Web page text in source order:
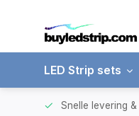
LED Strip sets
Snelle levering &